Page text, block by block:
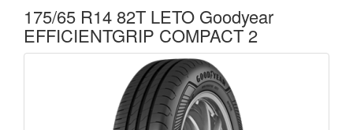
175/65 R14 82T LETO Goodyear
EFFICIENTGRIP COMPACT 2